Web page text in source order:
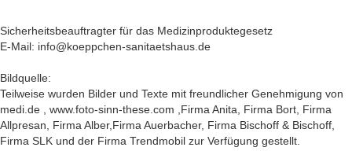
Sicherheitsbeauftragter für das Medizinproduktegesetz
E-Mail: info@koeppchen-sanitaetshaus.de
Bildquelle:
Teilweise wurden Bilder und Texte mit freundlicher Genehmigung von
medi.de , www.foto-sinn-these.com ,Firma Anita, Firma Bort, Firma
Allpresan, Firma Alber,Firma Auerbacher, Firma Bischoff & Bischoff,
Firma SLK und der Firma Trendmobil zur Verfügung gestellt.